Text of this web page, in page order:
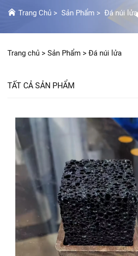
Trang Chủ > Sản Phẩm > Đá núi lửa
Trang chủ > Sản Phẩm > Đá núi lửa
TẤT CẢ SẢN PHẨM